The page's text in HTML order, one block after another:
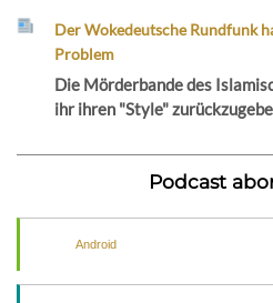
Der Wokedeutsche Rundfunk
Problem
Die Mörderbande des
ihr ihren "Style"
Podcast
Android